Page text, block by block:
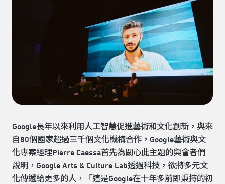
Google長年以來利用人工智慧促進藝術和文化創新，與來
自80個國家超過三千個文化機構合作，Google藝術與文
化專案經理Pierre Caessa首先為關心此主題的與會者們
說明，Google Arts & Culture Lab透過科技，欲將多元文
化傳遞給更多的人，「這是Google在十年多前即秉持的初